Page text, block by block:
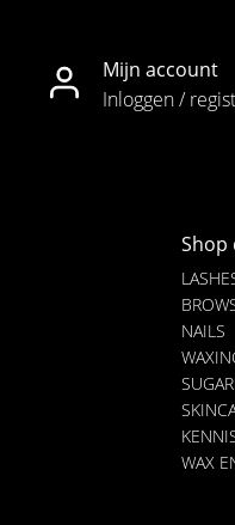
Mijn account
Inloggen /
Shop
NAILS
WAX